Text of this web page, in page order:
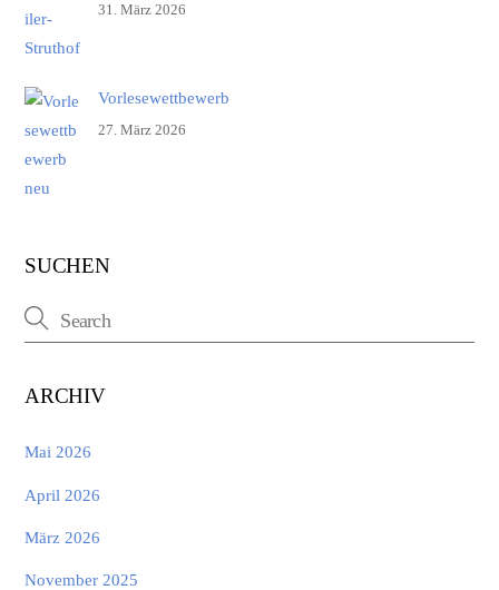
31. März 2026
Vorlesewettbewerb
27. März 2026
SUCHEN
ARCHIV
Mai 2026
April 2026
März 2026
November 2025